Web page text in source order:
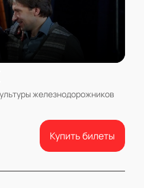
железнодорожников
Купить билеты